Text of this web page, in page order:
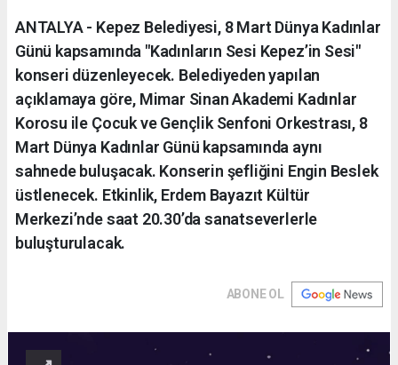
ANTALYA - Kepez Belediyesi, 8 Mart Dünya Kadınlar
Günü kapsamında "Kadınların Sesi Kepez’in Sesi"
konseri düzenleyecek. Belediyeden yapılan
açıklamaya göre, Mimar Sinan Akademi Kadınlar
Korosu ile Çocuk ve Gençlik Senfoni Orkestrası, 8
Mart Dünya Kadınlar Günü kapsamında aynı
sahnede buluşacak. Konserin şefliğini Engin Beslek
üstlenecek. Etkinlik, Erdem Bayazıt Kültür
Merkezi’nde saat 20.30’da sanatseverlerle
buluşturulacak.
ABONE OL